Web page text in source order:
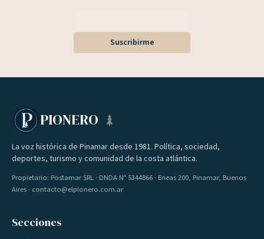
Suscribirme
PIONERO
La voz histórica de Pinamar desde 1981. Política, sociedad,
deportes, turismo y comunidad de la costa atlántica.
Propietario: Postamar SRL · DNDA Nº 5344866 · Eneas 200, Pinamar, Buenos
Aires · contacto@elpionero.com.ar
Secciones